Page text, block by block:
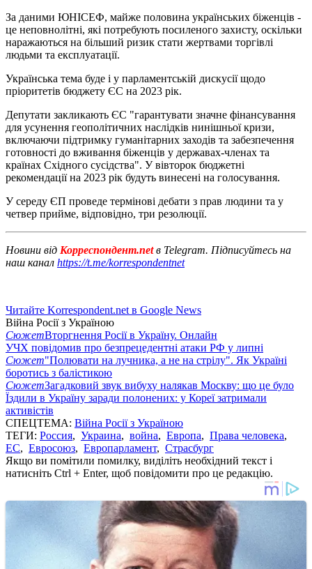
За даними ЮНІСЕФ, майже половина українських біженців -
це неповнолітні, які потребують посиленого захисту, оскільки
наражаються на більший ризик стати жертвами торгівлі
людьми та експлуатації.
Українська тема буде і у парламентській дискусії щодо
пріоритетів бюджету ЄС на 2023 рік.
Депутати закликають ЄС "гарантувати значне фінансування
для усунення геополітичних наслідків нинішньої кризи,
включаючи підтримку гуманітарних заходів та забезпечення
готовності до вживання біженців у державах-членах та
країнах Східного сусідства". У вівторок бюджетні
рекомендації на 2023 рік будуть винесені на голосування.
У середу ЄП проведе термінові дебати з прав людини та у
четвер прийме, відповідно, три резолюції.
Новини від Корреспондент.netв Telegram. Підписуйтесь на
наш канал https://t.me/korrespondentnet
Читайте Korrespondent.net в Google News
Війна Росії з Україною
СюжетВторгнення Росії в Україну. Онлайн
УЧХ повідомив про безпрецедентні атаки РФ у липні
Сюжет"Полювати на лучника, а не на стрілу". Як Україні
боротись з балістикою
СюжетЗагадковий звук вибуху налякав Москву: що це було
Їздили в Україну заради полонених: у Кореї затримали
активістів
СПЕЦТЕМА: Війна Росії з Україною
ТЕГИ: Россия, Украина, война, Европа, Права человека,
ЕС, Евросоюз, Европарламент, Страсбург
Якщо ви помітили помилку, виділіть необхідний текст і
натисніть Ctrl + Enter, щоб повідомити про це редакцію.